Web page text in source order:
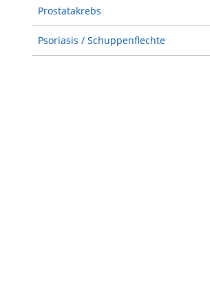
Prostatakrebs
Psoriasis / Schuppenflechte